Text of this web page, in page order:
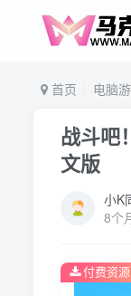
首页 电脑
战斗吧
文版
小K
8个
付费资源